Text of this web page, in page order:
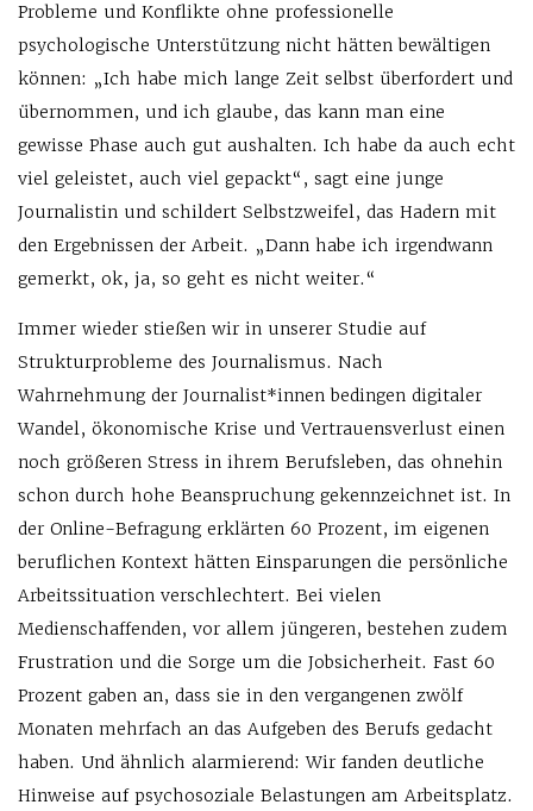
Probleme und Konflikte ohne professionelle
psychologische Unterstützung nicht hätten bewältigen
können: „Ich habe mich lange Zeit selbst überfordert und
übernommen, und ich glaube, das kann man eine
gewisse Phase auch gut aushalten. Ich habe da auch echt
viel geleistet, auch viel gepackt“, sagt eine junge
Journalistin und schildert Selbstzweifel, das Hadern mit
den Ergebnissen der Arbeit. „Dann habe ich irgendwann
gemerkt, ok, ja, so geht es nicht weiter.“
Immer wieder stießen wir in unserer Studie auf
Strukturprobleme des Journalismus. Nach
Wahrnehmung der Journalist*innen bedingen digitaler
Wandel, ökonomische Krise und Vertrauensverlust einen
noch größeren Stress in ihrem Berufsleben, das ohnehin
schon durch hohe Beanspruchung gekennzeichnet ist. In
der Online-Befragung erklärten 60 Prozent, im eigenen
beruflichen Kontext hätten Einsparungen die persönliche
Arbeitssituation verschlechtert. Bei vielen
Medienschaffenden, vor allem jüngeren, bestehen zudem
Frustration und die Sorge um die Jobsicherheit. Fast 60
Prozent gaben an, dass sie in den vergangenen zwölf
Monaten mehrfach an das Aufgeben des Berufs gedacht
haben. Und ähnlich alarmierend: Wir fanden deutliche
Hinweise auf psychosoziale Belastungen am Arbeitsplatz.